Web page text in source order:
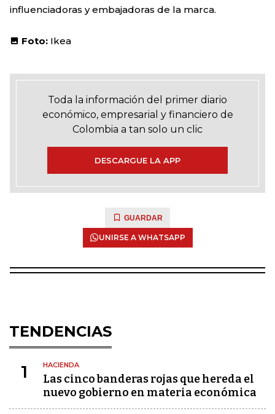
influenciadoras y embajadoras de la marca.
Foto: Ikea
Toda la información del primer diario
económico, empresarial y financiero de
Colombia a tan solo un clic
DESCARGUE LA APP
GUARDAR
UNIRSE A WHATSAPP
TENDENCIAS
1 HACIENDA
Las cinco banderas rojas que hereda el
nuevo gobierno en materia económica